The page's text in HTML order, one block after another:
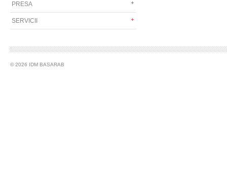
PRESA
SERVICII
© 2026 IDM BASARAB